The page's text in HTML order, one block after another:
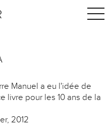
Manuel a eu l'idée de
livre pour les 10 ans de la
2012